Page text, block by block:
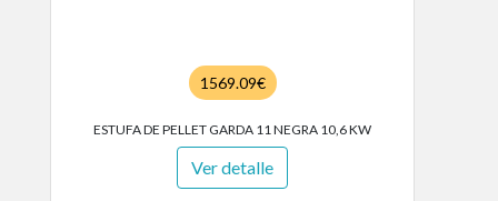
1569.09€
ESTUFA DE PELLET GARDA 11 NEGRA 10,6 KW
Ver detalle